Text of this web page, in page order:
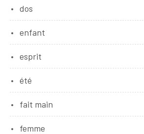
dos
enfant
esprit
été
fait main
femme